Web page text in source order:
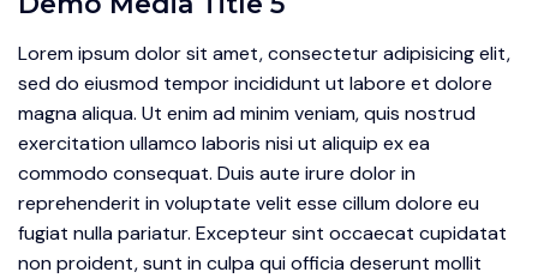
Lorem ipsum dolor sit amet, consectetur adipisicing elit,
sed do eiusmod tempor incididunt ut labore et dolore
magna aliqua. Ut enim ad minim veniam, quis nostrud
exercitation ullamco laboris nisi ut aliquip ex ea
commodo consequat. Duis aute irure dolor in
reprehenderit in voluptate velit esse cillum dolore eu
fugiat nulla pariatur. Excepteur sint occaecat cupidatat
non proident, sunt in culpa qui officia deserunt mollit